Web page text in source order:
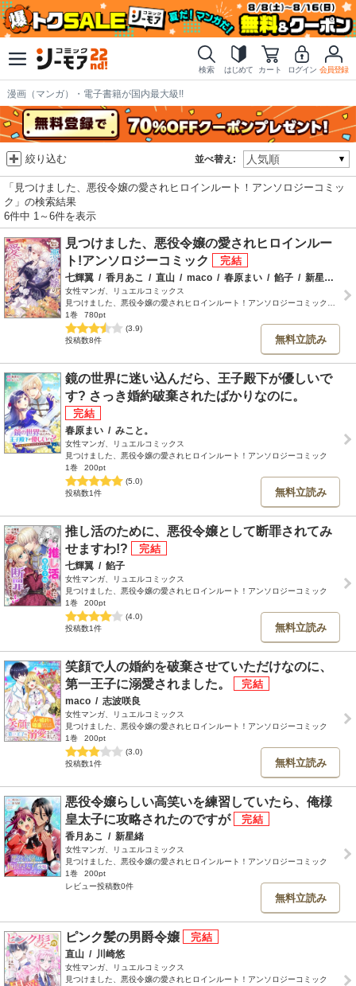
検索 はじめて カート ログイン 会員登録
漫画（マンガ）・電子書籍が国内最大級!!
並べ替え:
絞り込む
「見つけました、悪役令嬢の愛されヒロインルート！アンソロジーコミッ
ク」の検索結果
6件中 1～6件を表示
見つけました、悪役令嬢の愛されヒロインルー
ト!アンソロジーコミック
七輝翼 / 香月あこ / 直山 / maco / 春原まい / 餡子 / 新星緒
女性マンガ、リュエルコミックス
見つけました、悪役令嬢の愛されヒロインルート！アンソロジーコミック【1】
1巻
780pt
(3.9)
投稿数8件
無料立読み
鏡の世界に迷い込んだら、王子殿下が優しいで
す? さっき婚約破棄されたばかりなのに。
春原まい / みこと。
女性マンガ、リュエルコミックス
見つけました、悪役令嬢の愛されヒロインルート！アンソロジーコミック
1巻
200pt
(5.0)
投稿数1件
無料立読み
推し活のために、悪役令嬢として断罪されてみ
せますわ!?
七輝翼 / 餡子
女性マンガ、リュエルコミックス
見つけました、悪役令嬢の愛されヒロインルート！アンソロジーコミック
1巻
200pt
(4.0)
投稿数1件
無料立読み
笑顔で人の婚約を破棄させていただけなのに、
第一王子に溺愛されました。
maco / 志波咲良
女性マンガ、リュエルコミックス
見つけました、悪役令嬢の愛されヒロインルート！アンソロジーコミック
1巻
200pt
(3.0)
投稿数1件
無料立読み
悪役令嬢らしい高笑いを練習していたら、俺様
皇太子に攻略されたのですが
香月あこ / 新星緒
女性マンガ、リュエルコミックス
見つけました、悪役令嬢の愛されヒロインルート！アンソロジーコミック
1巻
200pt
レビュー投稿数0件
無料立読み
ピンク髪の男爵令嬢
直山 / 川崎悠
女性マンガ、リュエルコミックス
見つけました、悪役令嬢の愛されヒロインルート！アンソロジーコミック